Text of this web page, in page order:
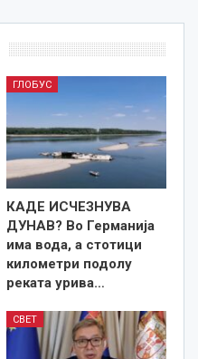
ГЛОБУС
КАДЕ ИСЧЕЗНУВА
ДУНАВ? Во Германија
има вода, а стотици
километри подолу
реката урива…
СВЕТ